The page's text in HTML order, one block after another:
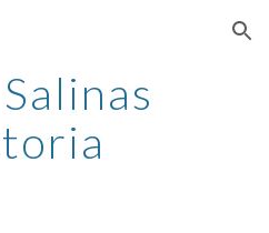
Skip to navigation